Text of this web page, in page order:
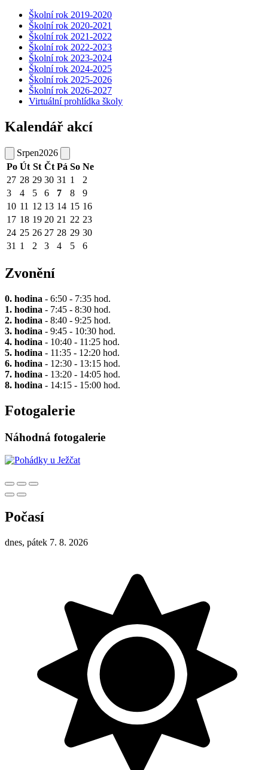
Školní rok 2019-2020
Školní rok 2020-2021
Školní rok 2021-2022
Školní rok 2022-2023
Školní rok 2023-2024
Školní rok 2024-2025
Školní rok 2025-2026
Školní rok 2026-2027
Virtuální prohlídka školy
Kalendář akcí
Srpen2026
Po Út St Čt Pá So Ne
27 28 29 30 31 1
2
3
4 5 6 7 8
9
10 11 12 13 14 15 16
17 18 19 20 21 22 23
24 25 26 27 28 29 30
31 1 2 3 4 5 6
Zvonění
0. hodina - 6:50 - 7:35 hod.
1. hodina - 7:45 - 8:30 hod.
2. hodina - 8:40 - 9:25 hod.
3. hodina - 9:45 - 10:30 hod.
4. hodina - 10:40 - 11:25 hod.
5. hodina - 11:35 - 12:20 hod.
6. hodina - 12:30 - 13:15 hod.
7. hodina - 13:20 - 14:05 hod.
8. hodina - 14:15 - 15:00 hod.
Fotogalerie
Náhodná fotogalerie
Počasí
dnes, pátek 7. 8. 2026